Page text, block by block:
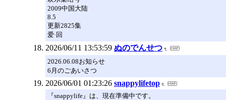
2009中国大陆
8.5
更新2825集
爱·回
2026/06/11 13:53:59 ぬのでんせつ
2026.06.08お知らせ
6月のごあいさつ
2026/06/01 01:23:26 snappylifetop
『snappylife』は、現在準備中です。